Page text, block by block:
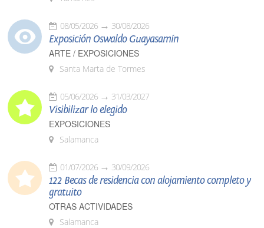
08/05/2026 30/08/2026
Exposición Oswaldo Guayasamín
ARTE / EXPOSICIONES
Santa Marta de Tormes
05/06/2026 31/03/2027
Visibilizar lo elegido
EXPOSICIONES
Salamanca
01/07/2026 30/09/2026
122 Becas de residencia con alojamiento completo y
gratuito
OTRAS ACTIVIDADES
Salamanca